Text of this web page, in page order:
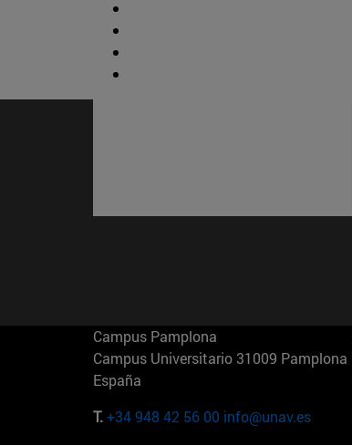
Campus Pamplona
Campus Universitario 31009 Pamplona
España
T.+34 948 42 56 00 info@unav.es